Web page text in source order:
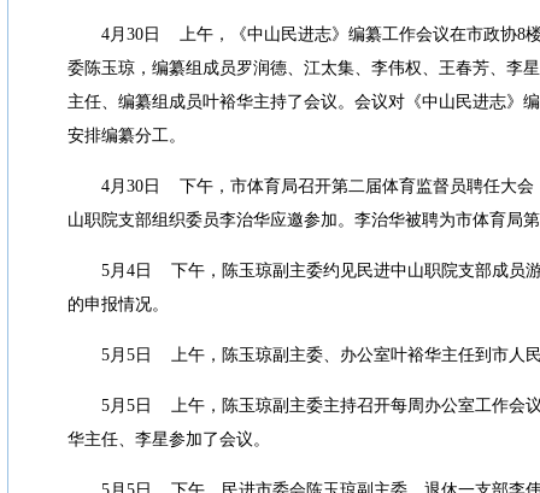
4月 30日 上午，《中山民进志》编纂工作会议在市政协8
委陈玉琼，编纂组成员罗润德、江太集、李伟权、王春芳、李
主任、编纂组成员叶裕华主持了会议。会议对《中山民进志》
安排编纂分工。
4月 30日
下午，市体育局召开第二届体育监督员聘任大
山职院支部组织委员李治华应邀参加。李治华被聘为市体育局
5月 4日
下午，陈玉琼副主委约见民进中山职院支部成员
的申报情况。
5月 5日 上午，陈玉琼副主委、办公室叶裕华主任到市人
5月 5日
上午，陈玉琼副主委主持召开每周办公室工作会
华主任、李星参加了会议。